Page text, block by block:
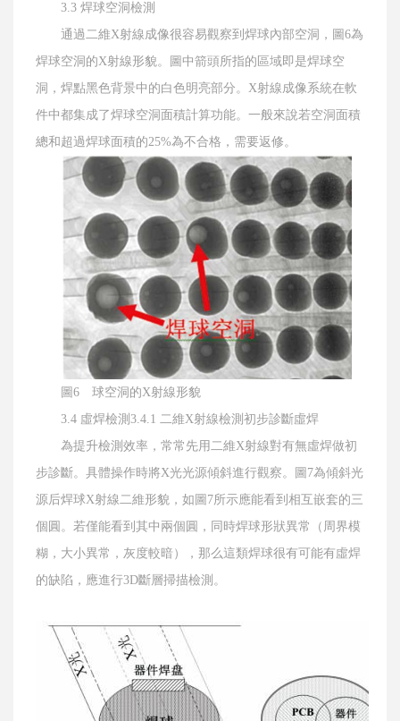
3.3 焊球空洞檢測
通過二維X射線成像很容易觀察到焊球內部空洞，圖6為
焊球空洞的X射線形貌。圖中箭頭所指的區域即是焊球空
洞，焊點黑色背景中的白色明亮部分。X射線成像系統在軟
件中都集成了焊球空洞面積計算功能。一般來說若空洞面積
總和超過焊球面積的25%為不合格，需要返修。
圖6 球空洞的X射線形貌
3.4 虛焊檢測3.4.1 二維X射線檢測初步診斷虛焊
為提升檢測效率，常常先用二維X射線對有無虛焊做初
步診斷。具體操作時將X光光源傾斜進行觀察。圖7為傾斜光
源后焊球X射線二維形貌，如圖7所示應能看到相互嵌套的三
個圓。若僅能看到其中兩個圓，同時焊球形狀異常（周界模
糊，大小異常，灰度較暗），那么這類焊球很有可能有虛焊
的缺陷，應進行3D斷層掃描檢測。